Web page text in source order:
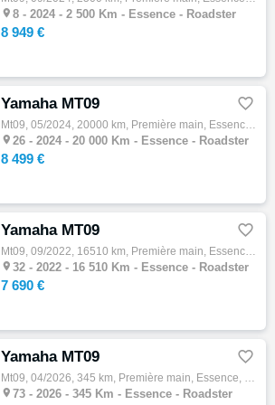
 8 - 2024 - 2 500 Km - Essence - Roadster
8 949 €
Yamaha MT09 
Mt09, 05/2024, 20000 km, Première main, Essence, 850cm³, Couleur noir, 8499 € Equipements : Révision des 20 000 kms éffectuée Options d'ori…
 26 - 2024 - 20 000 Km - Essence - Roadster
8 499 €
Yamaha MT09 
Mt09, 09/2022, 16510 km, Première main, Essence, 850cm³, Couleur bleu, 7690 € Equipements : YAMAHA MT-09 - ABS - SELLE CONFORT - SAUTE VENT…
 32 - 2022 - 16 510 Km - Essence - Roadster
7 690 €
Yamaha MT09 
Mt09, 04/2026, 345 km, Première main, Essence, 690cm³, Couleur gris, 9690 € Equipements : PROFIL MOTOS, votre concessionnaire YAMAHA en Sav…
 73 - 2026 - 345 Km - Essence - Roadster